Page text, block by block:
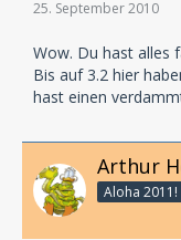
25. September 2010
Wow. Du hast alles
Bis auf 3.2 hier
hast einen
Arthur
Aloha 2011!